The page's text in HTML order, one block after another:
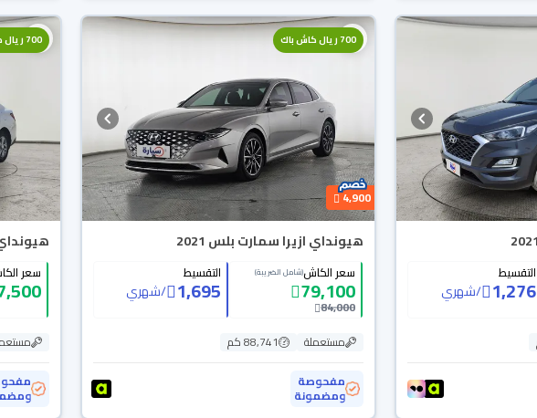
التقسيط
1,276
/شهري
700 ريال كاش باك
4,900
هيونداي ازيرا سمارت بلس 2021
سعر الكاش(شامل الضريبة)
79,100
84,000
التقسيط
1,695
/شهري
مستعملة
88,741 كم
مفحوصة
ومضمونة
700 ريال كاش باك
هيونداي
سعر